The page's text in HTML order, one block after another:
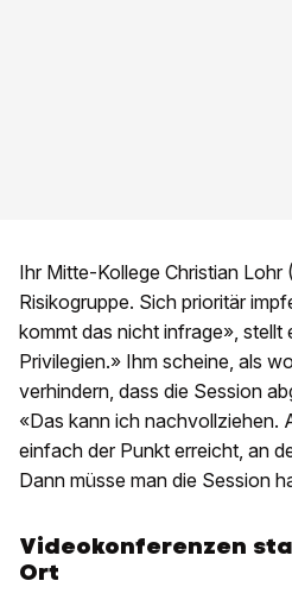
Ihr Mitte-Kollege Christian
Risikogruppe. Sich prioritär
kommt das nicht infrage», stellt
Privilegien.» Ihm scheine, als
verhindern, dass die Session
«Das kann ich nachvollziehen.
einfach der Punkt erreicht, an
Dann müsse man die Session
Videokonferenzen
Ort